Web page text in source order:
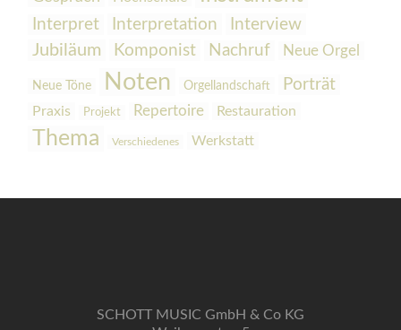
Interpret Interpretation
Interview
Jubiläum
Komponist Nachruf Neue Orgel
Neue Töne Noten Orgellandschaft Porträt
Praxis Projekt Repertoire Restauration
Thema Verschiedenes Werkstatt
SCHOTT MUSIC GmbH & Co KG